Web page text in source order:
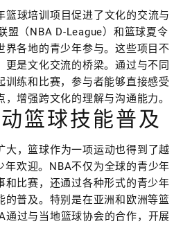
篮球培训项目促进了文化的交流与
盟（NBA D-League）和篮球夏令
界各地的青少年参与。这些项目不
更是文化交流的桥梁。通过与不同
训练和比赛，参与者能够直接感受
增强跨文化的理解与沟通能力。
篮球技能普及
大，篮球作为一项运动也得到了越
年欢迎。NBA不仅为全球的青少年
和比赛，还通过各种形式的青少年
的普及。特别是在亚洲和欧洲等篮
通过与当地篮球协会的合作，开展